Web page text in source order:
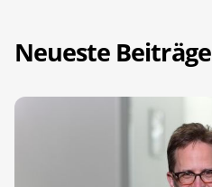
Neueste Beiträge